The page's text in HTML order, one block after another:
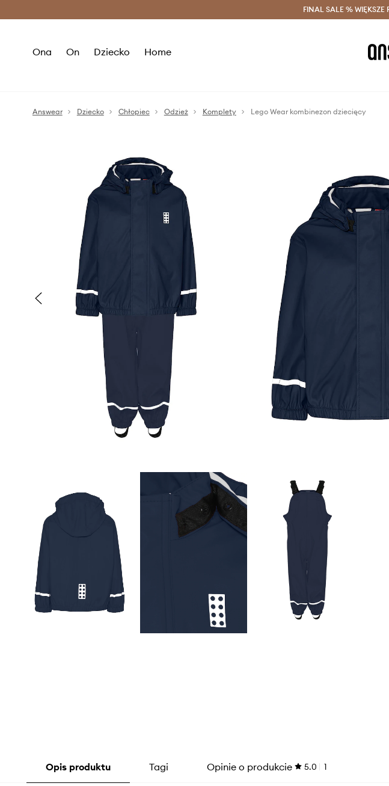
Oszczędzaj z Answear Club >
FINAL SALE % WIĘKSZE
Ona On Dziecko Home
Answear Dziecko Chłopiec Odzież Komplety Lego Wear kombinezon dziecięcy
Opis produktu Tagi Opinie o produkcie 5.0 1